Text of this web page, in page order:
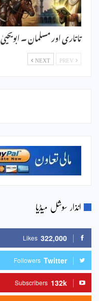
تاتاری اور مسلمان ۔ ابویحییٰ
NEXT
انذار سوشل میڈیا
322,000
Likes
Twitter
Followers
132k
Subscribers